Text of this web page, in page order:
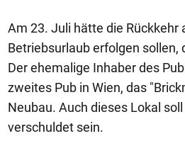
Am 23. Juli hätte die Rückkehr
Betriebsurlaub erfolgen sollen,
Der ehemalige Inhaber des
zweites Pub in Wien, das
Neubau. Auch dieses Lokal
verschuldet sein.